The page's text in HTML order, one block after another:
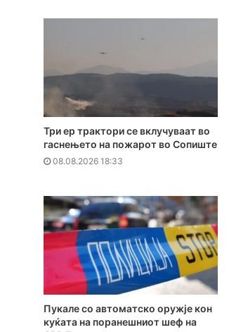
Три ер трактори се вклучуваат во
гаснењето на пожарот во Сопиште
08.08.2026 18:33
Пукале со автоматско оружје кон
куќата на поранешниот шеф на